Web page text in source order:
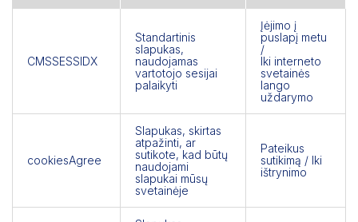
CMSSESSIDX
Standartinis
slapukas,
naudojamas
vartotojo sesijai
palaikyti
Įėjimo į
puslapį metu
/
Iki interneto
svetainės
lango
uždarymo
cookiesAgree
Slapukas, skirtas
atpažinti, ar
sutikote, kad būtų
naudojami
slapukai mūsų
svetainėje
Pateikus
sutikimą / Iki
ištrynimo